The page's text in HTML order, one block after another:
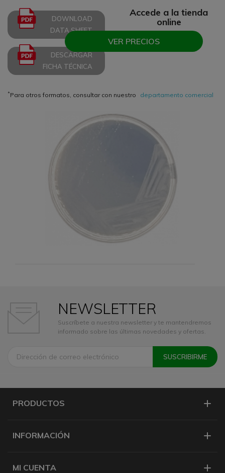
DOWNLOAD
DATA SHEET
DESCARGAR
FICHA TÉCNICA
Accede a la tienda
online
VER PRECIOS
*Para otros formatos, consultar con nuestro departamento comercial
NEWSLETTER
Suscríbete a nuestra newsletter y te mantendremos
informado sobre las últimas novedades y ofertas.
PRODUCTOS
INFORMACIÓN
MI CUENTA